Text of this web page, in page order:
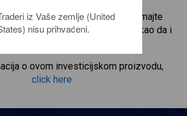
CFD-ovima naDaimler AG
. Primajte
vremenu i primajte dividende kao da i
o ovom investicijskom proizvodu,
click here
iz Vaše zemlje (United
nisu prihvaćeni.